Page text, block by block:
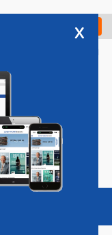
Check in
Vacatures
x